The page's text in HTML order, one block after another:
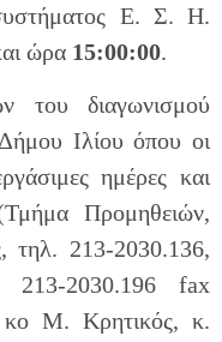
Ε. Σ. Η.
ώρα 15:00:00.
του διαγωνισμού
Ιλίου όπου οι
ημέρες και
Προμηθειών,
213-2030.136,
213-2030.196 fax
Μ. Κρητικός, κ.